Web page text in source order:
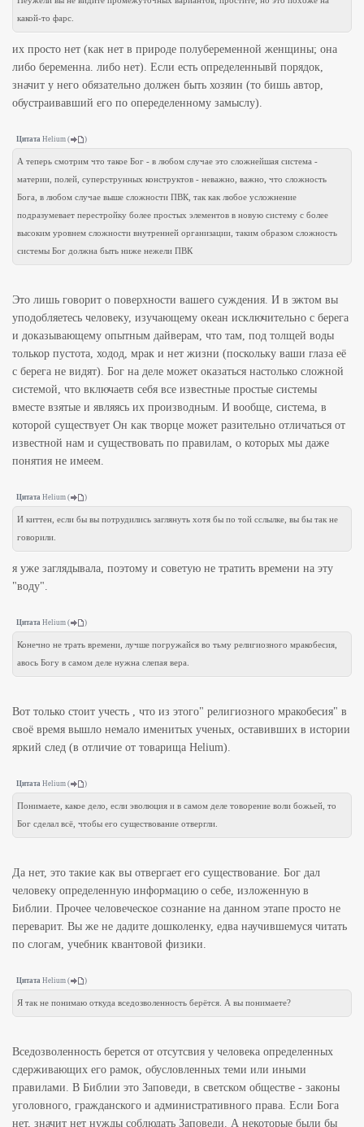
какой-то фарс.
их просто нет (как нет в природе полубеременной женщины; она
либо беременна. либо нет). Если есть определеннывй порядок,
значит у него обязательно должен быть хозяин (то бишь автор,
обустраивавший его по опеределенному замыслу).
Цитата Helium ( )
А теперь смотрим что такое Бог - в любом случае это сложнейшая система -
материи, полей, суперструнных конструктов - неважно, важно, что сложность
Бога, в любом случае выше сложности ПВК, так как любое усложнение
подразумевает перестройку более простых элементов в новую систему с более
высоким уровнем сложности внутренней организации, таким образом сложность
системы Бог должна быть ниже нежели ПВК
Это лишь говорит о поверхности вашего суждения. И в эжтом вы
уподобляетесь человеку, изучающему океан исключительно с берега
и доказывающему опытным дайверам, что там, под толщей воды
толькор пустота, ходод, мрак и нет жизни (поскольку ваши глаза её
с берега не видят). Бог на деле может оказаться настолько сложной
системой, что включаетв себя все известные простые системы
вместе взятые и являясь их производным. И вообще, система, в
которой существует Он как творце может разительно отличаться от
известной нам и существовать по правилам, о которых мы даже
понятия не имеем.
Цитата Helium ( )
И киттен, если бы вы потрудились заглянуть хотя бы по той сслылке, вы бы так не
говорили.
я уже заглядывала, поэтому и советую не тратить времени на эту
"воду".
Цитата Helium ( )
Конечно не трать времени, лучше погружайся во тьму религиозного мракобесия,
авось Богу в самом деле нужна слепая вера.
Вот только стоит учесть , что из этого" религиозного мракобесия" в
своё время вышло немало именитых ученых, оставивших в истории
яркий след (в отличие от товарища Helium).
Цитата Helium ( )
Понимаете, какое дело, если эволюция и в самом деле товорение воли божьей, то
Бог сделал всё, чтобы его существование отвергли.
Да нет, это такие как вы отвергает его существование. Бог дал
человеку определенную информацию о себе, изложенную в
Библии. Прочее человеческое сознание на данном этапе просто не
переварит. Вы же не дадите дошколенку, едва научившемуся читать
по слогам, учебник квантовой физики.
Цитата Helium ( )
Я так не понимаю откуда вседозволенность берётся. А вы понимаете?
Вседозволенность берется от отсутсвия у человека определенных
сдерживающих его рамок, обусловленных теми или иными
правилами. В Библии это Заповеди, в светском обществе - законы
уголовного, гражданского и административного права. Если Бога
нет, значит нет нужды соблюдать Заповеди. А некоторые были бы